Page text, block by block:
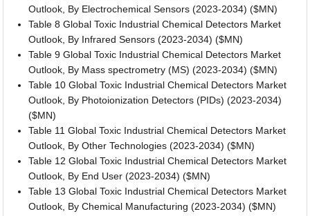
Outlook, By Electrochemical Sensors (2023-2034) ($MN)
Table 8 Global Toxic Industrial Chemical Detectors Market
Outlook, By Infrared Sensors (2023-2034) ($MN)
Table 9 Global Toxic Industrial Chemical Detectors Market
Outlook, By Mass spectrometry (MS) (2023-2034) ($MN)
Table 10 Global Toxic Industrial Chemical Detectors Market
Outlook, By Photoionization Detectors (PIDs) (2023-2034)
($MN)
Table 11 Global Toxic Industrial Chemical Detectors Market
Outlook, By Other Technologies (2023-2034) ($MN)
Table 12 Global Toxic Industrial Chemical Detectors Market
Outlook, By End User (2023-2034) ($MN)
Table 13 Global Toxic Industrial Chemical Detectors Market
Outlook, By Chemical Manufacturing (2023-2034) ($MN)